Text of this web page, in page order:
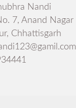
Nandi
7, Anand Nagar
Chhattisgarh